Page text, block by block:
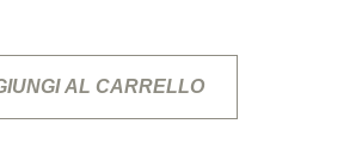
AL CARRELLO